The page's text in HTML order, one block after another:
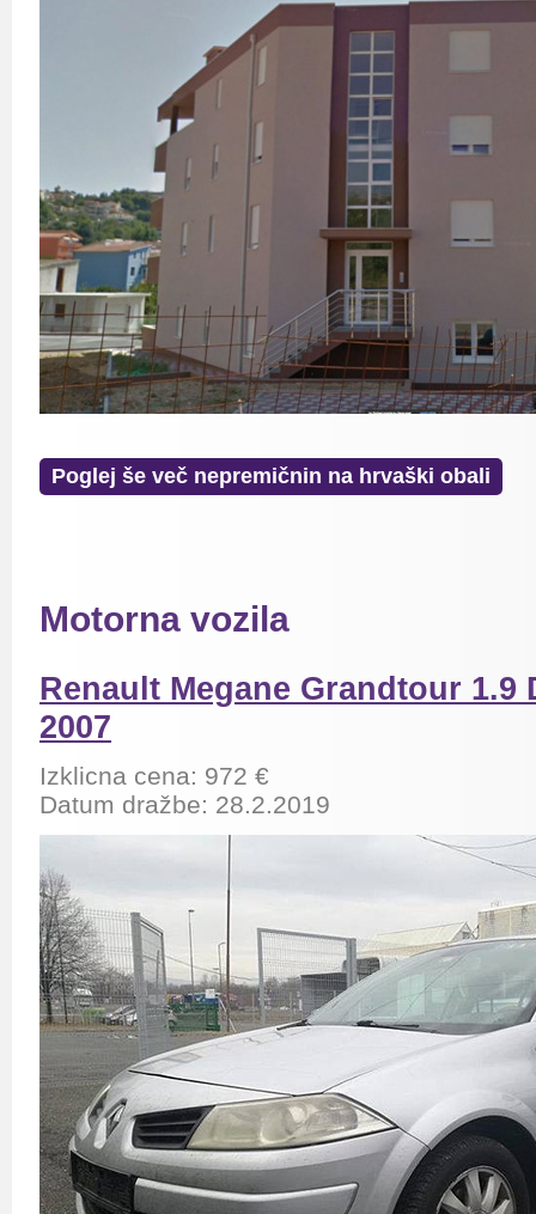
Poglej še več nepremičnin na hrvaški obali
Motorna vozila
Renault Megane Grandtour 1.9
2007
Izklicna cena: 972 €
Datum dražbe: 28.2.2019